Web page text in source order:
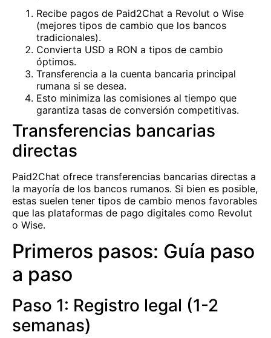
Recibe pagos de Paid2Chat a Revolut o Wise
(mejores tipos de cambio que los bancos
tradicionales).
Convierta USD a RON a tipos de cambio
óptimos.
Transferencia a la cuenta bancaria principal
rumana si se desea.
Esto minimiza las comisiones al tiempo que
garantiza tasas de conversión competitivas.
Transferencias bancarias
directas
Paid2Chat ofrece transferencias bancarias directas a
la mayoría de los bancos rumanos. Si bien es posible,
estas suelen tener tipos de cambio menos favorables
que las plataformas de pago digitales como Revolut
o Wise.
Primeros pasos: Guía paso
a paso
Paso 1: Registro legal (1-2
semanas)